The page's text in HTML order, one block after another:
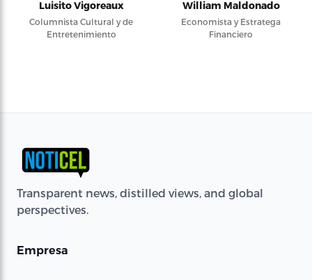
Luisito Vigoreaux
Columnista Cultural y de
Entretenimiento
William Maldonado
Economista y Estratega
Financiero
Transparent news, distilled views, and global
perspectives.
Empresa